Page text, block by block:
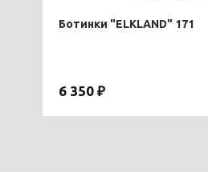
Ботинки "ELKLAND" 171
6 350 ₽